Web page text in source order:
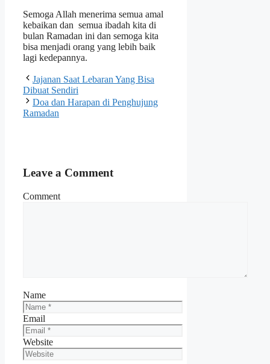
Semoga Allah menerima semua amal
kebaikan dan semua ibadah kita di
bulan Ramadan ini dan semoga kita
bisa menjadi orang yang lebih baik
lagi kedepannya.
Jajanan Saat Lebaran Yang Bisa
Dibuat Sendiri
Doa dan Harapan di Penghujung
Ramadan
Leave a Comment
Comment
Name
Email
Website